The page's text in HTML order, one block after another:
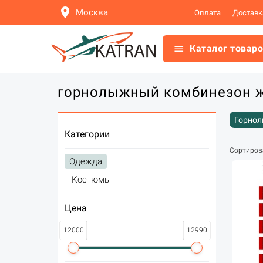
location_on Москва Оплата
menu Каталог
горнолыжный комбинезон
Категории
Одежда
Костюмы
Цена
12000 12990